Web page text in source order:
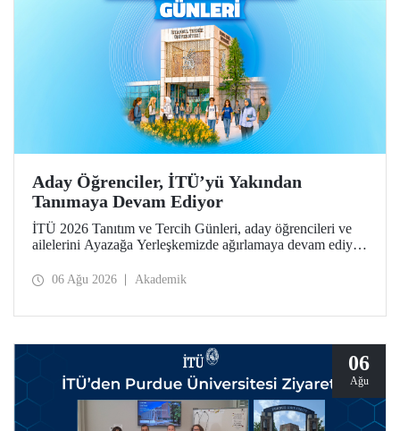
Aday Öğrenciler, İTÜ’yü Yakından
Tanımaya Devam Ediyor
İTÜ 2026 Tanıtım ve Tercih Günleri, aday öğrencileri ve
ailelerini Ayazağa Yerleşkemizde ağırlamaya devam ediyor.
ilgili fakülte ve birimler adaylara bilgi vermeye devam
06 Ağu 2026 Akademik
06
Ağu